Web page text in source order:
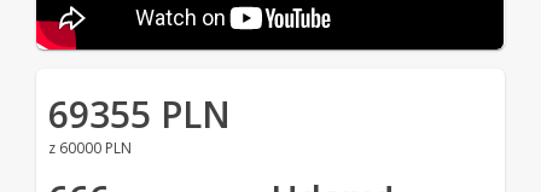
69355 PLN
z 60000 PLN